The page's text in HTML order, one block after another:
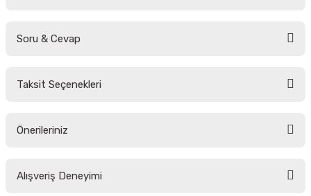
Soru & Cevap
Taksit Seçenekleri
Önerileriniz
yetersiz gördüğünüz noktaları öneri formunu kullanarak tarafımıza
Alışveriş Deneyimi